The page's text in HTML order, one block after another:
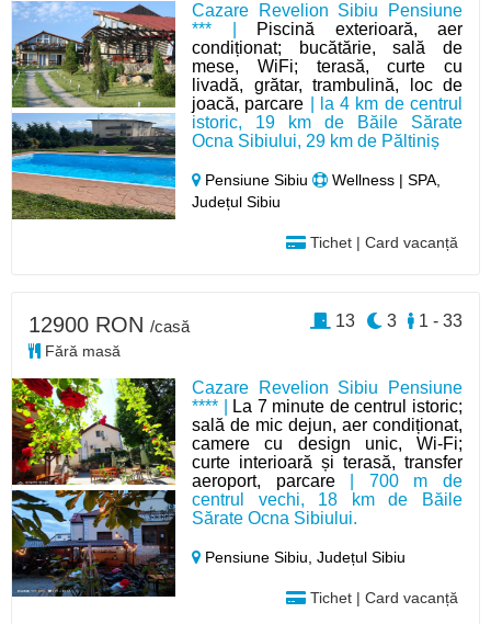
Cazare Revelion Sibiu Pensiune
*** |
Piscină exterioară, aer
condiționat; bucătărie, sală de
mese, WiFi; terasă, curte cu
livadă, grătar, trambulină, loc de
joacă, parcare | la 4 km de centrul
istoric, 19 km de Băile Sărate
Ocna Sibiului, 29 km de Păltiniș
Pensiune Sibiu
Wellness | SPA,
Județul Sibiu
Tichet | Card vacanță
Cazare Revelion Sibiu Pensiune
**** |
La 7 minute de centrul istoric;
sală de mic dejun, aer condiționat,
camere cu design unic, Wi-Fi;
curte interioară și terasă, transfer
aeroport, parcare| 700 m de
centrul vechi, 18 km de Băile
Sărate Ocna Sibiului.
Pensiune Sibiu,Județul Sibiu
Tichet | Card vacanță
12900 RON /casă
Fără masă
1 - 33
3
13